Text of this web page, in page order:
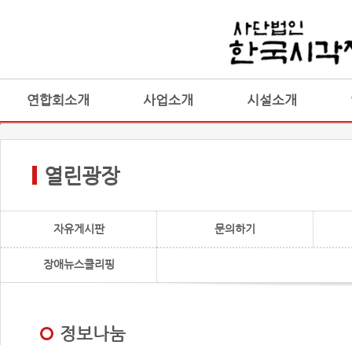
연합회소개 사업소개 시설소개
열린광장
자유게시판 문의하기
장애뉴스클리핑
정보나눔